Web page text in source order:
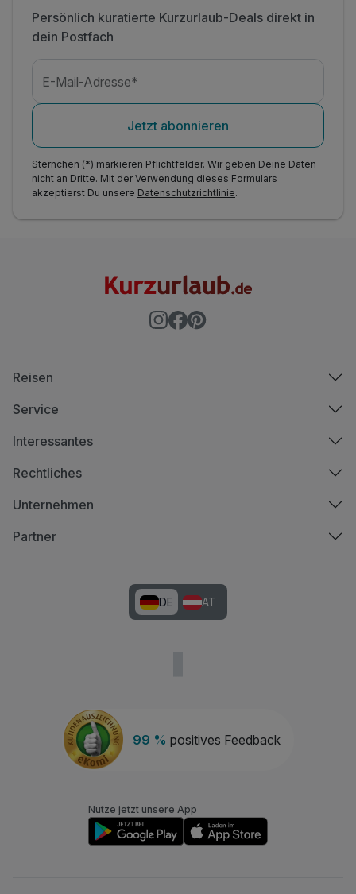
Persönlich kuratierte Kurzurlaub-Deals direkt in
dein Postfach
E-Mail-Adresse*
Jetzt abonnieren
Sternchen (*) markieren Pflichtfelder. Wir geben Deine Daten
nicht an Dritte. Mit der Verwendung dieses Formulars
akzeptierst Du unsere Datenschutzrichtlinie.
99 % positives Feedback
Reisen
Service
Interessantes
Rechtliches
Unternehmen
Partner
DE AT
Nutze jetzt unsere App